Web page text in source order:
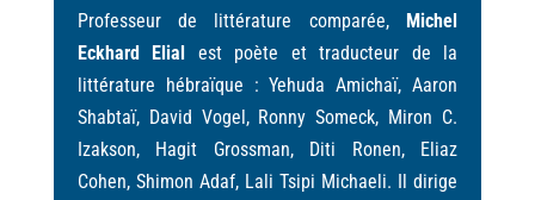
Professeur de littérature comparée, Michel
Eckhard Elial est poète et traducteur de la
littérature hébraïque : Yehuda Amichaï, Aaron
Shabtaï, David Vogel, Ronny Someck, Miron C.
Izakson, Hagit Grossman, Diti Ronen, Eliaz
Cohen, Shimon Adaf, Lali Tsipi Michaeli. Il dirige